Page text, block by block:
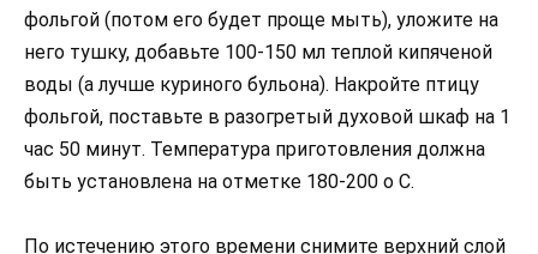
фольгой (потом его будет проще мыть), уложите на
него тушку, добавьте 100-150 мл теплой кипяченой
воды (а лучше куриного бульона). Накройте птицу
фольгой, поставьте в разогретый духовой шкаф на 1
час 50 минут. Температура приготовления должна
быть установлена на отметке 180-200 о С.
По истечению этого времени снимите верхний слой